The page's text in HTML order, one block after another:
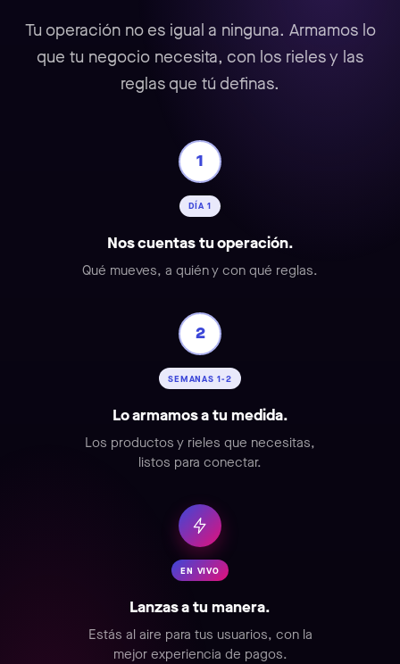
Tu operación no es igual a ninguna. Armamos lo
que tu negocio necesita, con los rieles y las
reglas que tú definas.
1
DÍA 1
Nos cuentas tu operación.
Qué mueves, a quién y con qué reglas.
2
SEMANAS 1-2
Lo armamos a tu medida.
Los productos y rieles que necesitas,
listos para conectar.
EN VIVO
Lanzas a tu manera.
Estás al aire para tus usuarios, con la
mejor experiencia de pagos.